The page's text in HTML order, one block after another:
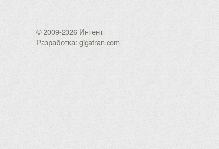
© 2009-2026 Интент
Разработка: gigatran.com